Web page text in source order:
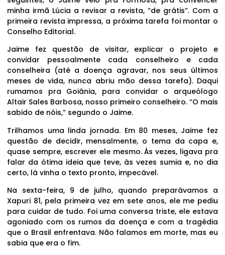
minha irmã Lúcia a revisar a revista, “de grátis”. Com a
primeira revista impressa, a próxima tarefa foi montar o
Conselho Editorial.
Jaime fez questão de visitar, explicar o projeto e
convidar pessoalmente cada conselheiro e cada
conselheira (até a doença agravar, nos seus últimos
meses de vida, nunca abriu mão dessa tarefa). Daqui
rumamos pra Goiânia, para convidar o arqueólogo
Altair Sales Barbosa, nosso primeiro conselheiro. “O mais
sabido de nóis,” segundo o Jaime.
Trilhamos uma linda jornada. Em 80 meses, Jaime fez
questão de decidir, mensalmente, o tema da capa e,
quase sempre, escrever ele mesmo. Às vezes, ligava pra
falar da ótima ideia que teve, às vezes sumia e, no dia
certo, lá vinha o texto pronto, impecável.
Na sexta-feira, 9 de julho, quando preparávamos a
Xapuri 81, pela primeira vez em sete anos, ele me pediu
para cuidar de tudo. Foi uma conversa triste, ele estava
agoniado com os rumos da doença e com a tragédia
que o Brasil enfrentava. Não falamos em morte, mas eu
sabia que era o fim.